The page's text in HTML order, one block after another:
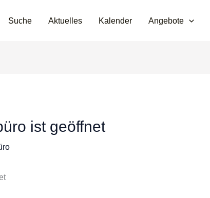
Suche Aktuelles Kalender Angebote
ist geöffnet